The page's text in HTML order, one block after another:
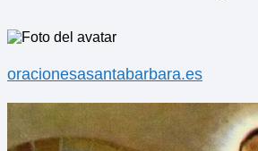
oracionesasantabarbara.es